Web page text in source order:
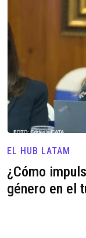
EL HUB LATAM
¿Cómo
género en el